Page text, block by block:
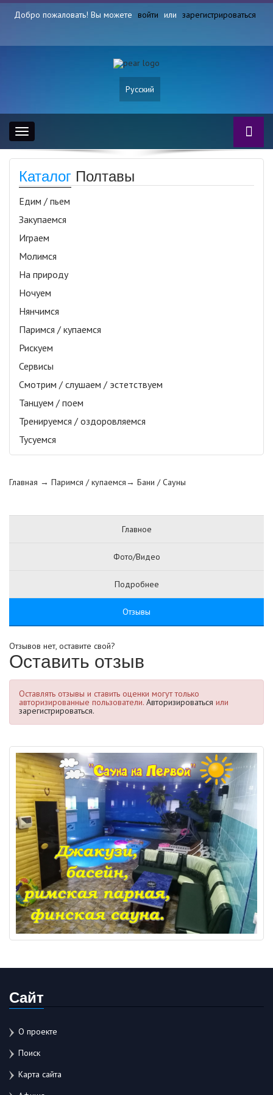
Добро пожаловать! Вы можете войти или зарегистрироваться
Русский
Toggle
navigation
Каталог Полтавы
Едим / пьем
Закупаемся
Играем
Молимся
На природу
Ночуем
Нянчимся
Паримся / купаемся
Рискуем
Сервисы
Смотрим / слушаем / эстетствуем
Танцуем / поем
Тренируемся / оздоровляемся
Тусуемся
Главная → Паримся / купаемся→ Бани / Сауны
Главное
Фото/Видео
Подробнее
Отзывы
Отзывов нет, оставите свой?
Оставить отзыв
Оставлять отзывы и ставить оценки могут только
авторизированные пользователи. Авторизироваться или
зарегистрироваться.
Сайт
О проекте
Поиск
Карта сайта